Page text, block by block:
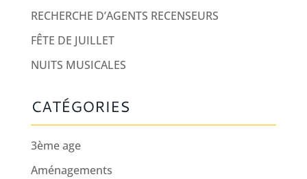
RECHERCHE D’AGENTS RECENSEURS
FÊTE DE JUILLET
NUITS MUSICALES
CATÉGORIES
3ème age
Aménagements